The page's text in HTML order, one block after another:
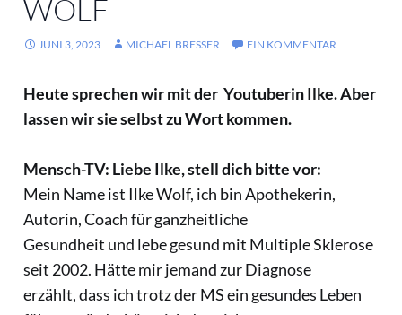
WOLF
JUNI 3, 2023 MICHAEL BRESSER EIN KOMMENTAR
Heute sprechen wir mit der Youtuberin Ilke. Aber
lassen wir sie selbst zu Wort kommen.
Mensch-TV: Liebe Ilke, stell dich bitte vor:
Mein Name ist Ilke Wolf, ich bin Apothekerin,
Autorin, Coach für ganzheitliche
Gesundheit und lebe gesund mit Multiple Sklerose
seit 2002. Hätte mir jemand zur Diagnose
erzählt, dass ich trotz der MS ein gesundes Leben